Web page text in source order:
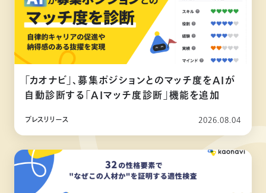
「カオナビ」、募集ポジションとのマッチ度をAIが
自動診断する「AIマッチ度診断」機能を追加
プレスリリース 2026.08.04